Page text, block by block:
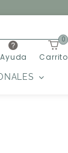
Ayuda Carrito
0